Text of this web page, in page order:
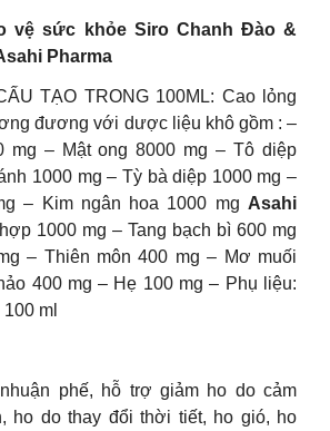
vệ sức khỏe Siro Chanh Đào &
Pharma
TẠO TRONG 100ML: Cao lỏng
đương với dược liệu khô gồm : –
mg – Mật ong 8000 mg – Tô diệp
1000 mg – Tỳ bà diệp 1000 mg –
– Kim ngân hoa 1000 mg Asahi
1000 mg – Tang bạch bì 600 mg
– Thiên môn 400 mg – Mơ muối
400 mg – Hẹ 100 mg – Phụ liệu:
ml
phế, hỗ trợ giảm ho do cảm
ho do thay đổi thời tiết, ho gió, ho